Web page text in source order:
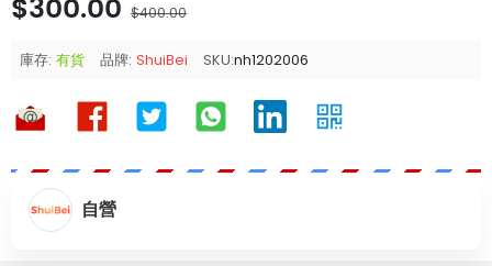
$300.00 $400.00
庫存: 有貨 品牌: ShuiBei SKU:nh1202006
自營